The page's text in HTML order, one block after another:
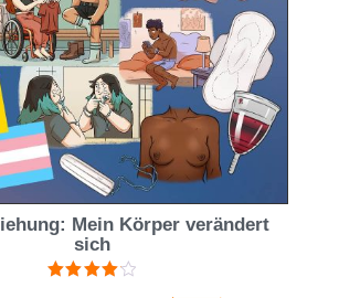
Mein Körper verändert
sich